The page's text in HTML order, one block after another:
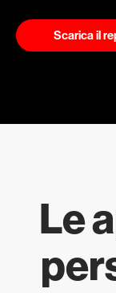
Scarica il
Le